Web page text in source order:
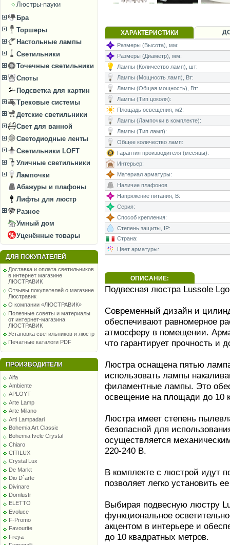
Люстры-пауки
Бра
Торшеры
Настольные лампы
Светильники
Точечные светильники
Споты
Подсветка для картин
Трековые системы
Детские светильники
Свет для ванной
Светодиодные ленты
Светильники LOFT
Уличные светильники
Лампочки
Абажуры и плафоны
Лифты для люстр
Разное
Умный дом
Уценённые товары
ДЛЯ ПОКУПАТЕЛЕЙ
Доставка и оплата светильников
в интернет магазине
ЛЮСТРАВИК
Отзывы покупателей о магазине
Люстравик
О компании «ЛЮСТРАВИК»
Полезные советы и материалы
от интернет-магазина
ЛЮСТРАВИК
Установка светильников и люстр
Печатные каталоги PDF
ПРОИЗВОДИТЕЛИ
Alfa
Ambiente
APLOYT
Arte Lamp
Arte Milano
Arti Lampadari
Bohemia Art Classic
Bohemia Ivele Crystal
Chiaro
CITILUX
Crystal Lux
De Markt
Dio D`arte
Divinare
Domlustr
ELETTO
Evoluce
F-Promo
Favourite
Freya
ХАРАКТЕРИСТИКИ
Размеры (Высота), мм:
Размеры (Диаметр), мм:
Лампы (Количество ламп), шт:
Лампы (Мощность ламп), Вт:
Лампы (Общая мощность), Вт:
Лампы (Тип цоколя):
Площадь освещения, м2:
Лампы (Лампочки в комплекте):
Лампы (Тип ламп):
Общее количество ламп:
Гарантия производителя (месяцы):
Интерьер:
Материал арматуры:
Наличие плафонов
Напряжение питания, В:
Серия:
Способ крепления:
Степень защиты, IP:
Страна:
Цвет арматуры:
ОПИСАНИЕ:
Подвесная люстра Lussole
Современный дизайн и
обеспечивают равномерное
атмосферу в помещении.
что гарантирует прочность и
Люстра оснащена пятью
использовать лампы
филаментные лампы. Это
освещение на площади до 10
Люстра имеет степень
безопасной для
осуществляется
220-240 В.
В комплекте с люстрой идут
позволяет легко установить
Выбирая подвесную люстру
функциональное
акцентом в интерьере и
до 10 квадратных метров.